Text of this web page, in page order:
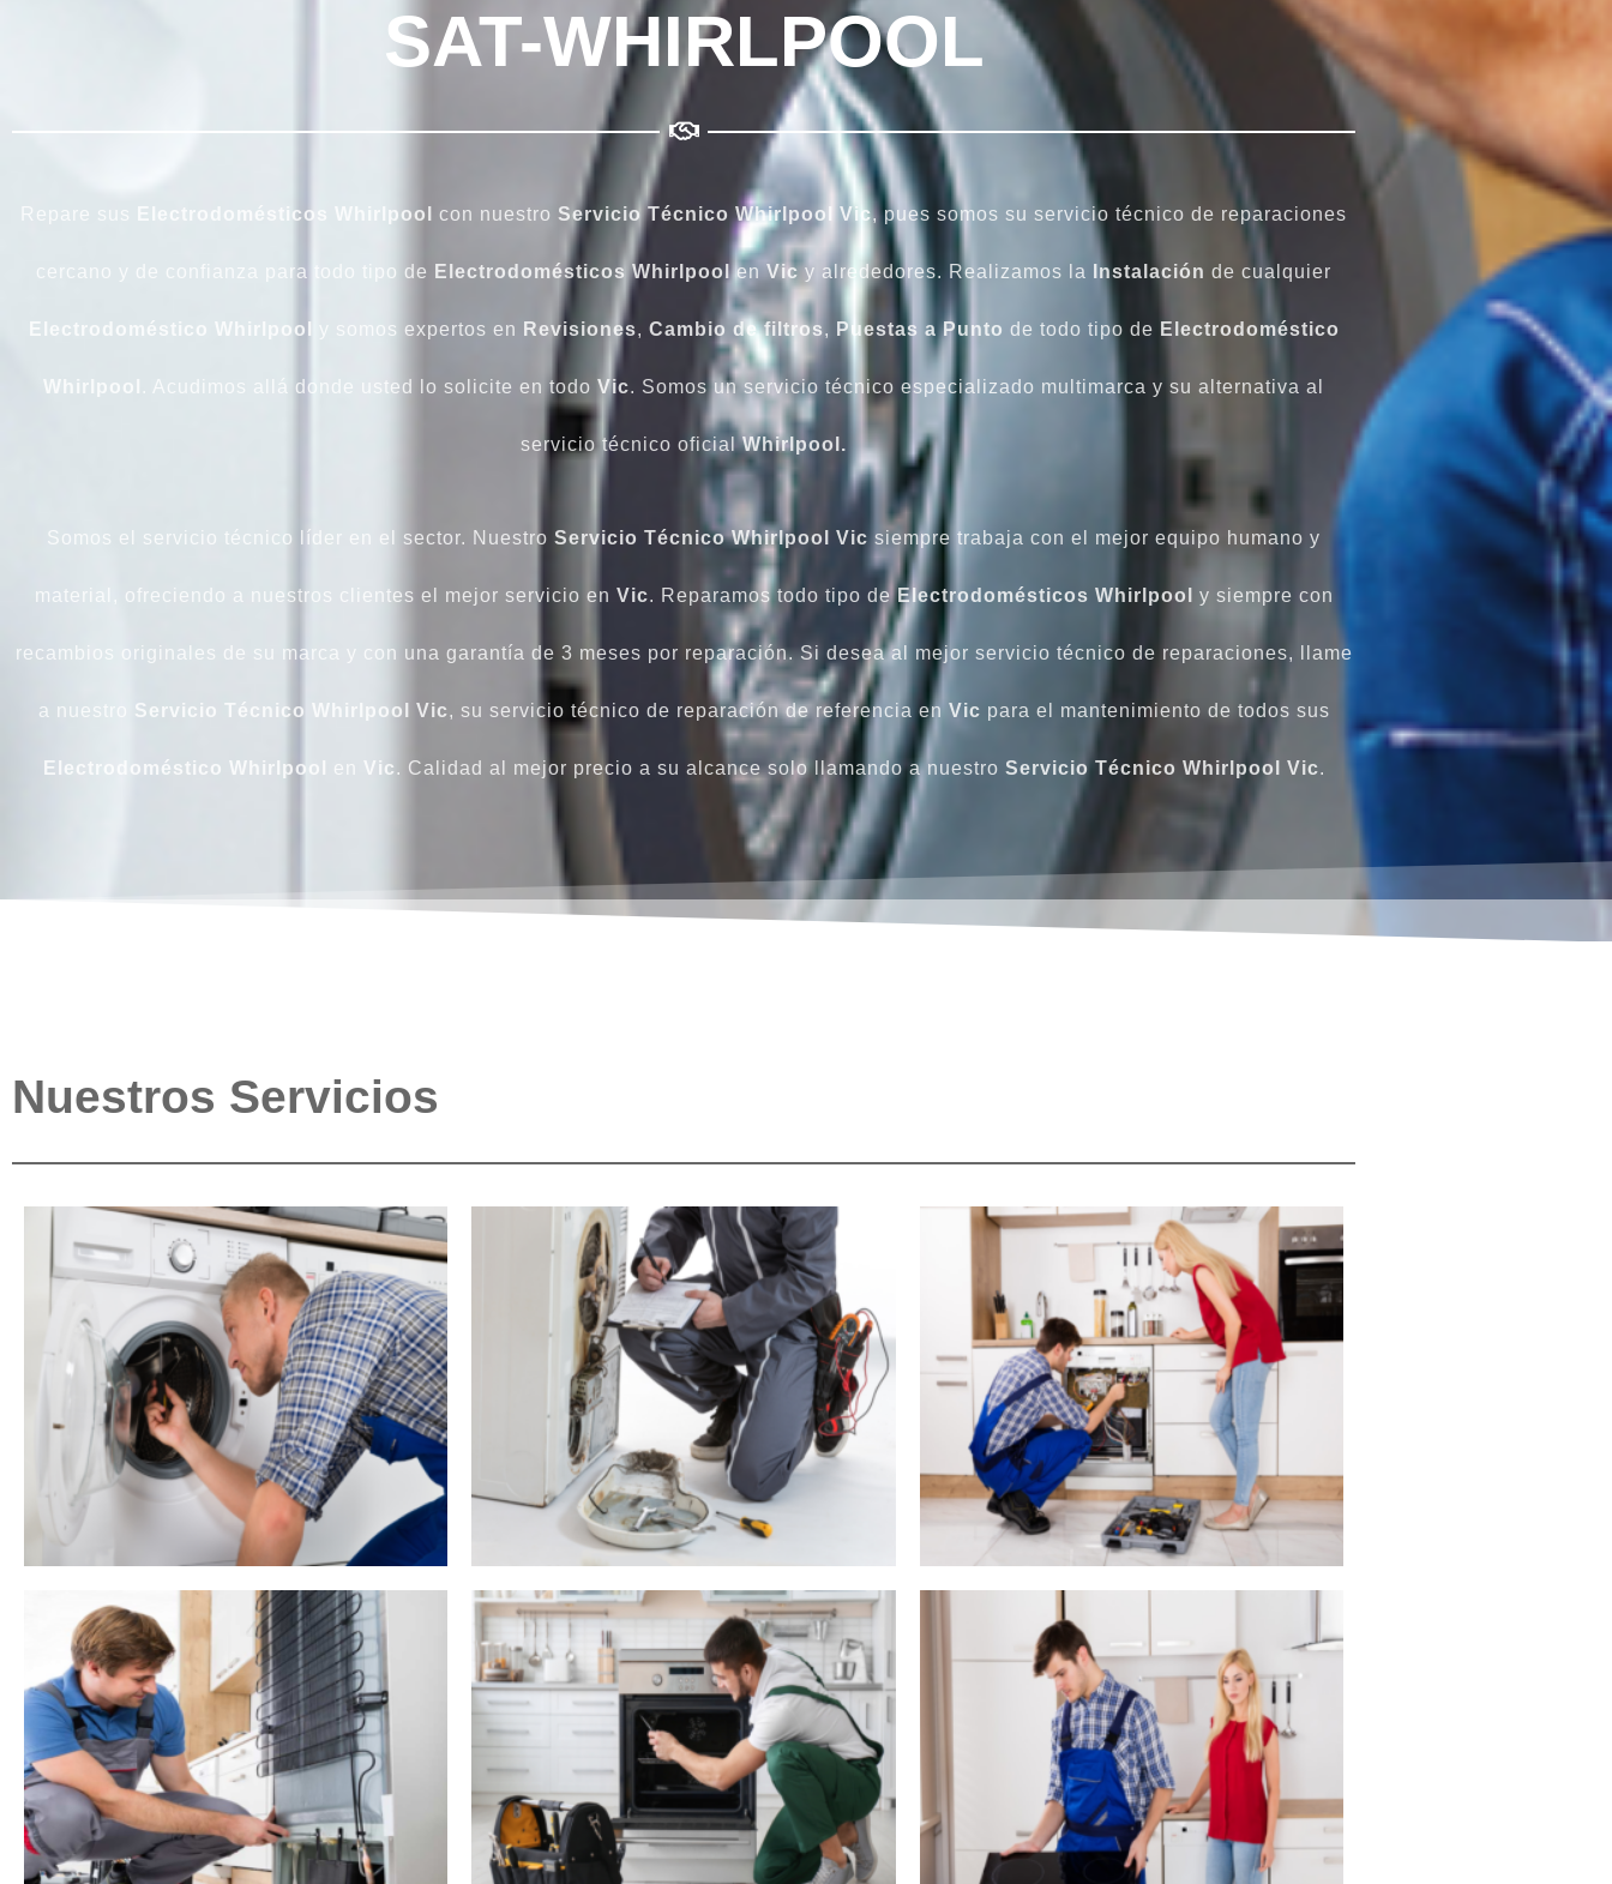
SAT-WHIRLPOOL
Repare sus Electrodomésticos Whirlpool con nuestro Servicio Técnico Whirlpool Vic, pues somos su servicio técnico de reparaciones
cercano y de confianza para todo tipo de Electrodomésticos Whirlpoolen Vicy alrededores. Realizamos la Instalación de cualquier
Electrodoméstico Whirlpool y somos expertos en Revisiones, Cambio de filtros, Puestas a Punto de todo tipo de Electrodoméstico
Whirlpool . Acudimos allá donde usted lo solicite en todo Vic. Somos un servicio técnico especializado multimarca y su alternativa al
servicio técnico oficialWhirlpool.
Somos el servicio técnico líder en el sector. Nuestro Servicio Técnico Whirlpool Vic siempre trabaja con el mejor equipo humano y
material, ofreciendo a nuestros clientes el mejor servicio en Vic. Reparamos todo tipo deElectrodomésticos Whirlpool y siempre con
recambios originales de su marca y con una garantía de 3 meses por reparación. Si desea al mejor servicio técnico de reparaciones, llame
a nuestro Servicio Técnico Whirlpool Vic, su servicio técnico de reparación de referencia en Vic para el mantenimiento de todos sus
Electrodoméstico Whirlpool en Vic. Calidad al mejor precio a su alcance solo llamando a nuestro Servicio Técnico Whirlpool Vic.
Nuestros Servicios